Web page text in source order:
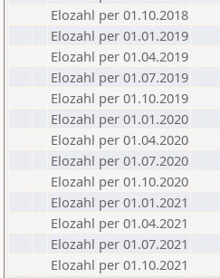
Elozahl per 01.10.2018
Elozahl per 01.01.2019
Elozahl per 01.04.2019
Elozahl per 01.07.2019
Elozahl per 01.10.2019
Elozahl per 01.01.2020
Elozahl per 01.04.2020
Elozahl per 01.07.2020
Elozahl per 01.10.2020
Elozahl per 01.01.2021
Elozahl per 01.04.2021
Elozahl per 01.07.2021
Elozahl per 01.10.2021